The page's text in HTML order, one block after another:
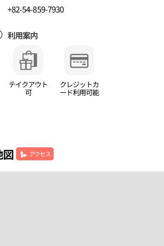
+82-54-859-7930
利用案内
テイクアウト
可
クレジットカ
ード利用可能
図 アクセス